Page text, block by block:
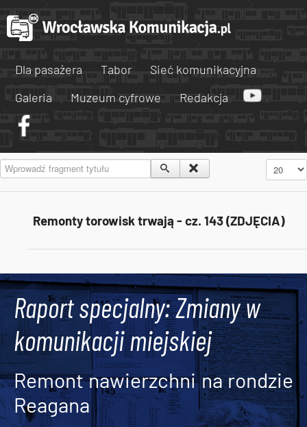
Dla pasażera Tabor
Sieć komunikacyjna
Galeria
Muzeum cyfrowe Redakcja
Wprowadź fragment tytułu Pokaż #
Remonty torowisk trwają - cz. 143 (ZDJĘCIA)
Raport specjalny: Zmiany w
komunikacji miejskiej
Remont nawierzchni na rondzie
Reagana